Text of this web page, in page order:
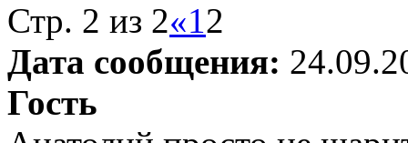
Стр. 2 из 2«12
Дата сообщения:
Гость